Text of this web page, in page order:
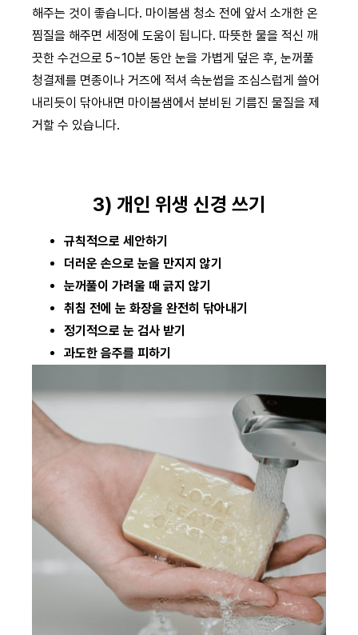
해주는 것이 좋습니다. 마이봄샘 청소 전에 앞서 소개한 온
찜질을 해주면 세정에 도움이 됩니다. 따뜻한 물을 적신 깨
끗한 수건으로 5~10분 동안 눈을 가볍게 덮은 후, 눈꺼풀
청결제를 면종이나 거즈에 적셔 속눈썹을 조심스럽게 쓸어
내리듯이 닦아내면 마이봄샘에서 분비된 기름진 물질을 제
거할 수 있습니다.
3) 개인 위생 신경 쓰기
규칙적으로 세안하기
더러운 손으로 눈을 만지지 않기
눈꺼풀이 가려울 때 긁지 않기
취침 전에 눈 화장을 완전히 닦아내기
정기적으로 눈 검사 받기
과도한 음주를 피하기